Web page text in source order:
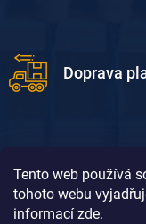
Tento web používá
tohoto webu
informací zde.
Doprava
Doprava